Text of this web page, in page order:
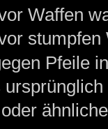
Waffen
stumpfen
Pfeile